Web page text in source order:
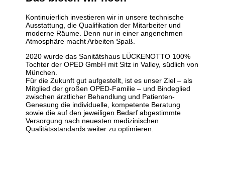
Kontinuierlich investieren wir in unsere technische
Ausstattung, die Qualifikation der Mitarbeiter und
moderne Räume. Denn nur in einer angenehmen
Atmosphäre macht Arbeiten Spaß.
2020 wurde das Sanitätshaus LÜCKENOTTO 100%
Tochter der OPED GmbH mit Sitz in Valley, südlich von
München.
Für die Zukunft gut aufgestellt, ist es unser Ziel – als
Mitglied der großen OPED-Familie – und Bindeglied
zwischen ärztlicher Behandlung und Patienten-
Genesung die individuelle, kompetente Beratung
sowie die auf den jeweiligen Bedarf abgestimmte
Versorgung nach neuesten medizinischen
Qualitätsstandards weiter zu optimieren.